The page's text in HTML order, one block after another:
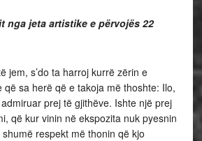
nga jeta artistike e përvojës 22
jem, s’do ta harroj kurrë zërin e
që sa herë që e takoja më thoshte: Ilo,
prej të gjithëve. Ishte një prej
që kur vinin në ekspozita nuk pyesnin
respekt më thonin që kjo